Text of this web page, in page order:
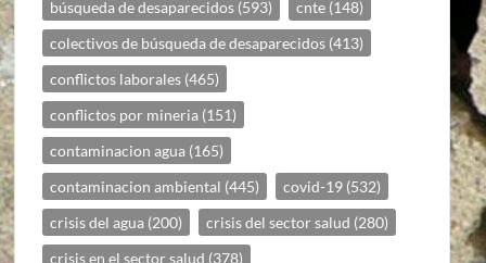
búsqueda de desaparecidos (593) cnte (148)
colectivos de búsqueda de desaparecidos (413)
conflictos laborales (465)
conflictos por mineria (151)
contaminacion agua (165)
contaminacion ambiental (445) covid-19 (532)
crisis del agua (200) crisis del sector salud (280)
crisis en el sector salud (378)